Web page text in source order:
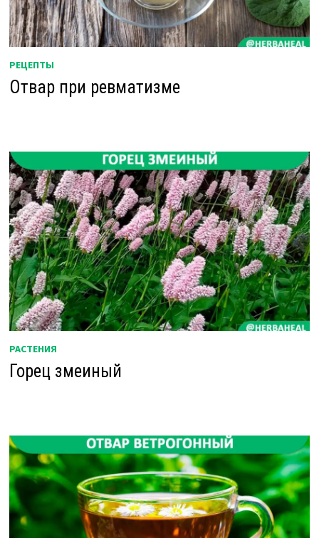
РЕЦЕПТЫ
Отвар при ревматизме
РАСТЕНИЯ
Горец змеиный